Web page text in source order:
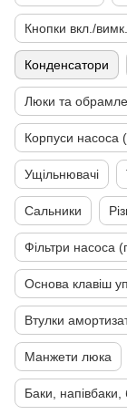
Кнопки вкл./вимк.
Конденсатори
Люки та
Корпуси насоса
Ущільнювачі
Сальники
Фільтри насоса
Основа клавіш
Втулки
Манжети люка
Баки,